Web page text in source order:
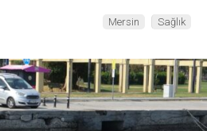
Mersin Sağlık